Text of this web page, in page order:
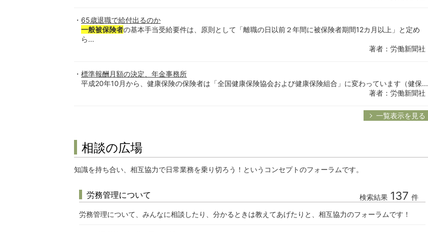
65歳退職で給付出るのか
一般被保険者の基本手当受給要件は、原則として「離職の日以前２年間に被保険者期間12カ月以上」と定め
ら...
著者：労働新聞社
標準報酬月額の決定、年金事務所
平成20年10月から、健康保険の保険者は「全国健康保険協会および健康保険組合」に変わっています（健保...
著者：労働新聞社
一覧表示を見る
相談の広場
知識を持ち合い、相互協力で日常業務を乗り切ろう！というコンセプトのフォーラムです。
労務管理について 検索結果 137 件
労務管理について、みんなに相談したり、分かるときは教えてあげたりと、相互協力のフォーラムです！